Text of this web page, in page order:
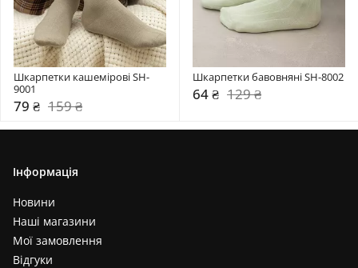
Шкарпетки кашемірові SH-
9001
79 ₴ 159 ₴
Шкарпетки бавовняні SH-8002
64 ₴ 129 ₴
Інформація
Новини
Наші магазини
Мої замовлення
Відгуки